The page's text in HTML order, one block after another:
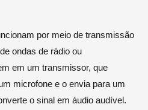
por meio de transmissão
ondas de rádio ou
em um transmissor, que
microfone e o envia para um
o sinal em áudio audível.